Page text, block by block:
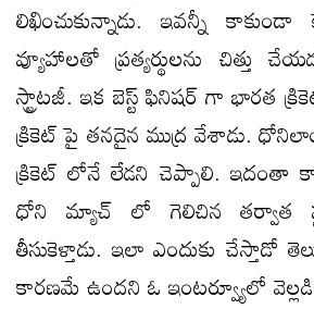
లిఖించుకున్నాడు. ఇవన్నీ
వ్యూహాలతో ప్రత్యర్థులను చిత్తు
స్ట్రాటజీ. ఇక బెస్ట్ ఫినిషర్ గా భారత
క్రికెట్ పై తనదైన ముద్ర వేశాడు.
క్రికెట్ లోనే లేడని చెప్పాలి. ఇదంతా
ధోని మ్యాచ్ లో గెలిచిన తర్వాత
తీసుకెళ్తాడు. ఇలా ఎందుకు చేస్తాడో
కారణమే ఉందని ఓ ఇంటర్వ్యూలో